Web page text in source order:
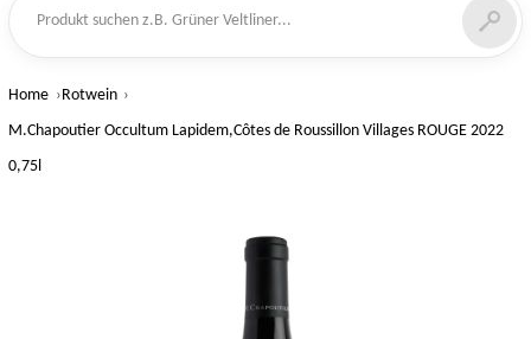
suchen
Home
Rotwein
M.Chapoutier Occultum Lapidem,Côtes de Roussillon Villages ROUGE 2022
0,75l